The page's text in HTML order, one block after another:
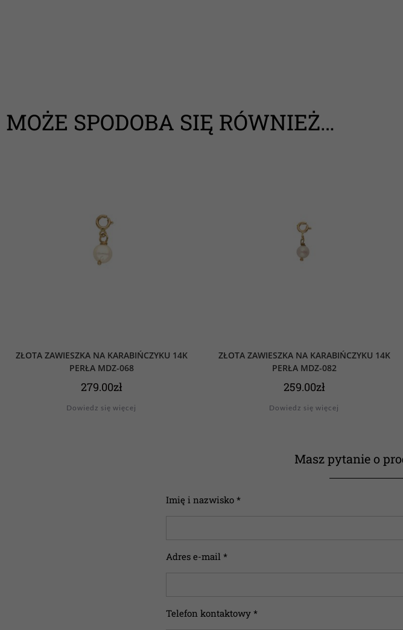
MOŻE SPODOBA SIĘ RÓWNIEŻ…
ZŁOTA ZAWIESZKA NA KARABIŃCZYKU 14K
PERŁA MDZ-068
279.00zł
Dowiedz się więcej
ZŁOTA ZAWIESZKA NA KARABIŃCZYKU 14K
PERŁA MDZ-082
259.00zł
Dowiedz się więcej
Masz pytanie o
Imię i nazwisko *
Adres e-mail *
Telefon kontaktowy *